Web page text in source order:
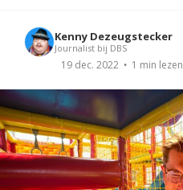
Kenny Dezeugstecker
Journalist bij DBS
19 dec. 2022 1 min lezen